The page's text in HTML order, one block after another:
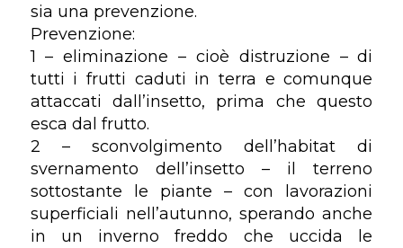
sia una prevenzione.
Prevenzione:
1 – eliminazione – cioè distruzione – di
tutti i frutti caduti in terra e comunque
attaccati dall’insetto, prima che questo
esca dal frutto.
2 – sconvolgimento dell’habitat di
svernamento dell’insetto – il terreno
sottostante le piante – con lavorazioni
superficiali nell’autunno, sperando anche
in un inverno freddo che uccida le